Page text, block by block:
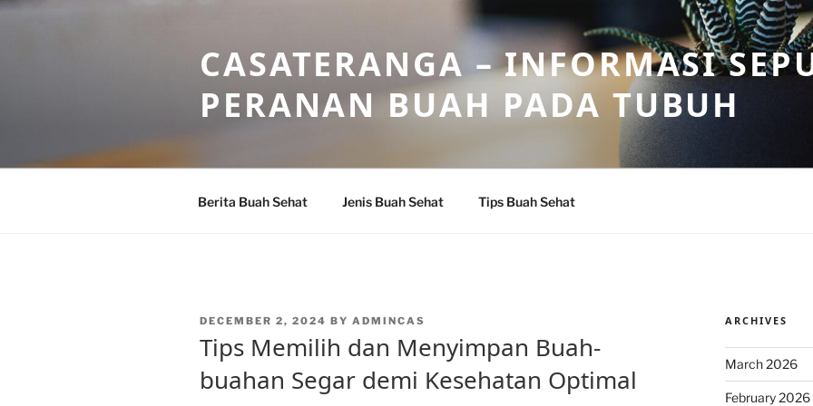
Skip
CASATERANGA – INFORMASI
PERANAN BUAH PADA TUBUH
Berita Buah Sehat Jenis Buah Sehat Tips Buah Sehat
POSTED
DECEMBER 2, 2024 BY ADMINCAS
Tips Memilih dan Menyimpan Buah-
buahan Segar demi Kesehatan Optimal
ARCHIVES
March 2026
February 2026